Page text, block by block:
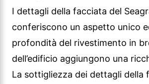
I dettagli della facciata del
conferiscono un aspetto unico
profondità del rivestimento in
dell’edificio aggiungono una
La sottigliezza dei dettagli della